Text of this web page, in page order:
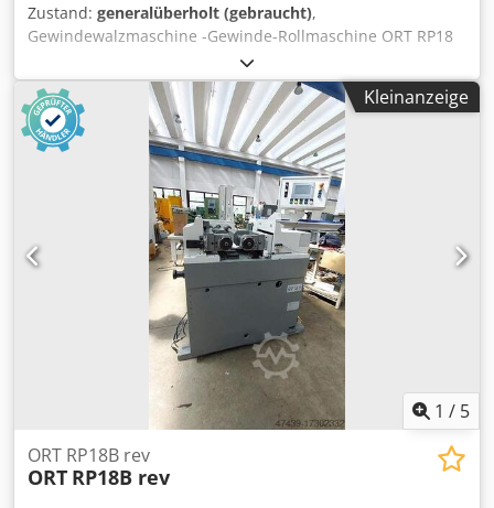
Zustand: generalüberholt (gebraucht),
Gewindewalzmaschine -Gewinde-Rollmaschine ORT RP18
2-Rollen Uberholte - neue Siemens SPS Siehe Video
Dedpsvxa Dbsfx Akvewa Die Maschine ist in unserem Lager
in Gussago BS, unter Strom Probelauf möglich Mimu
Werkzeugmaschinen Walzen ist ein mechanischer Prozess
ohne Spanabfuhr, der kalt oder warm durchgeführt
werden kann, aufweisend als Zweck der Verbesserung der
Oberflächengüte (also des Ermüdungsverhaltens).
Kleinanzeige
1 / 5
ORT RP18B rev
ORT RP18B rev